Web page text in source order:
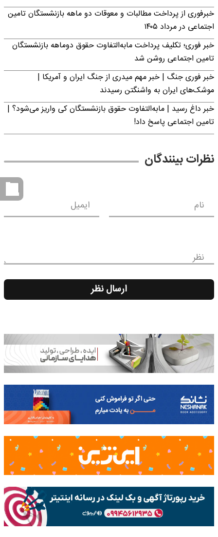
خبرفوری از پرداخت مطالبات و معوقات دو ماهه بازنشستگان تامین
اجتماعی در مرداد ۱۴۰۵
خبر فوری؛ تکلیف پرداخت مابه‌التفاوت حقوق دوماهه بازنشستگان
تامین اجتماعی روشن شد
خبر فوری جنگ | خبر مهم میدری از جنگ ایران و آمریکا |
موشک‌های ایران به واشنگتن رسیدند
خبر داغ رسید | مابه‌التفاوت حقوق بازنشستگان کی واریز می‌شود؟ |
تامین اجتماعی پاسخ داد!
نظرات بینندگان
نام ایمیل
نظر
ارسال نظر